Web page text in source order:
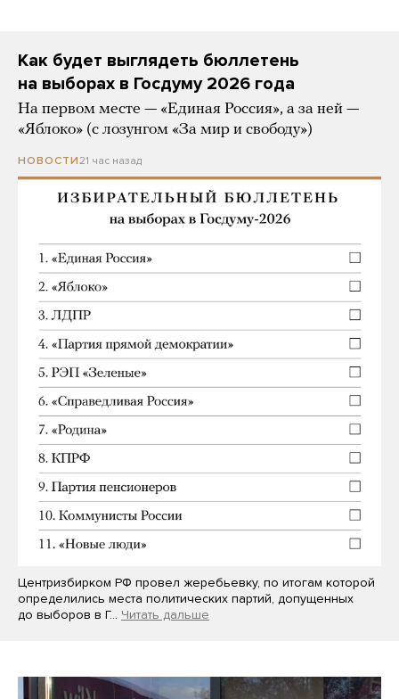
Как будет выглядеть бюллетень
на выборах в Госдуму 2026 года
На первом месте — «Единая Россия», а за ней —
«Яблоко» (с лозунгом «За мир и свободу»)
НОВОСТИ21 час назад
Центризбирком РФ провел жеребьевку, по итогам которой
определились места политических партий, допущенных
до выборов в Г… Читать дальше